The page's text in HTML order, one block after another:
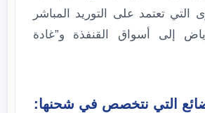
التي تعتمد على التوريد المباشر
إلى أسواق القنفذة و”غادة
التي نتخصص في شحنها: